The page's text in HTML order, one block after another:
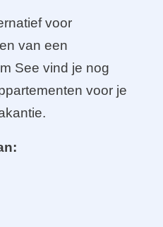
voor
van een
See vind je nog
voor je